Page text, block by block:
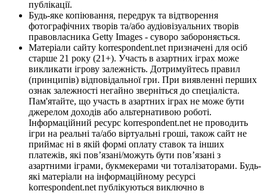
публікації.
Будь-яке копіювання, передрук та відтворення
фотографічних творів та/або аудіовізуальних творів
правовласника Getty Images - суворо забороняється.
Матеріали сайту korrespondent.net призначені для осіб
старше 21 року (21+). Участь в азартних іграх може
викликати ігрову залежність. Дотримуйтесь правил
(принципів) відповідальної гри. При виявленні перших
ознак залежності негайно зверніться до спеціаліста.
Пам'ятайте, що участь в азартних іграх не може бути
джерелом доходів або альтернативою роботі.
Інформаційний ресурс korrespondent.net не проводить
ігри на реальні та/або віртуальні гроші, також сайт не
приймає ні в якій формі оплату ставок та інших
платежів, які пов’язані/можуть бути пов’язані з
азартними іграми, букмекерами чи тоталізаторами. Будь-
які матеріали на інформаційному ресурсі
korrespondent.net публікуються виключно в